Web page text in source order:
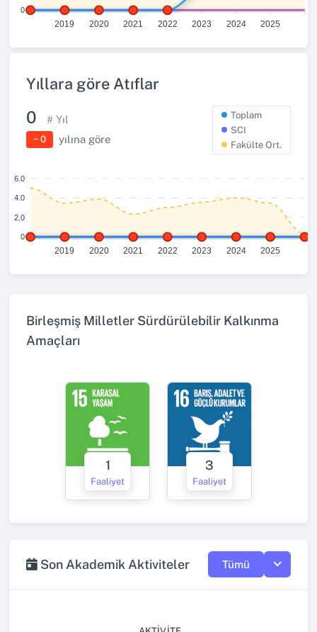
0
2019 2020 2021 2022 2023 2024 2025
Yıllara göre Atıflar
0 # Yıl
− 0 yılına göre
Toplam
SCI
Fakülte Ort.
6.0
4.0
2.0
0
2019 2020 2021 2022 2023 2024 2025
Birleşmiş Milletler Sürdürülebilir Kalkınma
Amaçları
1
Faaliyet
3
Faaliyet
Son Akademik Aktiviteler Tümü